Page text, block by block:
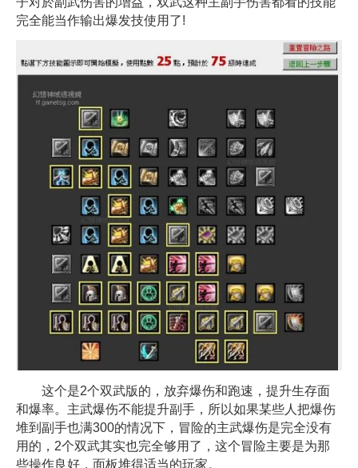
完全能当作输出爆发技使用了!
这个是2个双武版的，放弃爆伤和跑速，提升生存面
和爆率。主武爆伤不能提升副手，所以如果某些人把爆伤
堆到副手也满300的情况下，冒险的主武爆伤是完全没有
用的，2个双武其实也完全够用了，这个冒险主要是为那
些操作良好，面板堆得适当的玩家。